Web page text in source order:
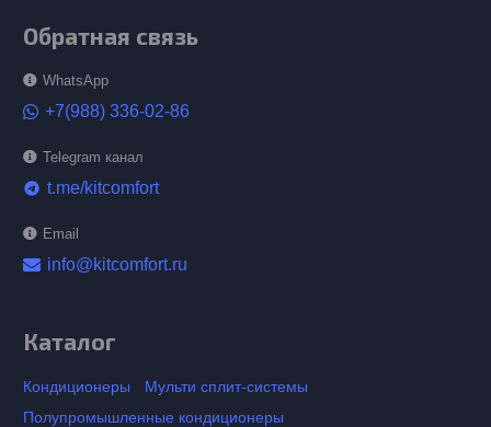
Обратная связь
WhatsApp
+7(988) 336-02-86
Telegram канал
telegram t.me/kitcomfort
Email
info@kitcomfort.ru
Каталог
Кондиционеры
Мульти сплит-системы
Полупромышленные кондиционеры